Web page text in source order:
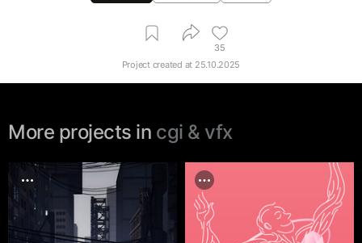
35
Project created at 25.10.2025
More projects in cgi & vfx